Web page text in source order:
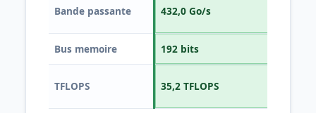
Bande passante 432,0 Go/s
Bus memoire 192 bits
TFLOPS 35,2 TFLOPS